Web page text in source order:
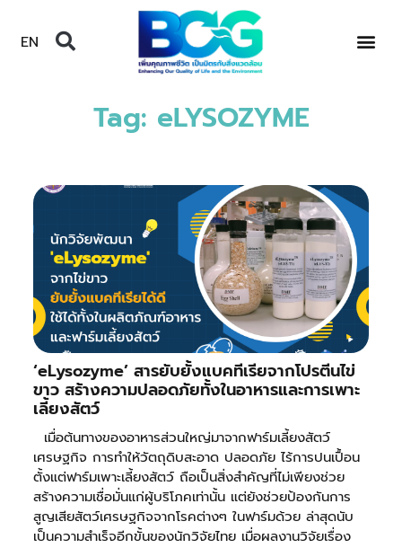
EN
Tag: eLYSOZYME
‘eLysozyme’ สารยับยั้งแบคทีเรียจากโปรตีนไข่
ขาว สร้างความปลอดภัยทั้งในอาหารและการเพาะ
เลี้ยงสัตว์
เมื่อต้นทางของอาหารส่วนใหญ่มาจากฟาร์มเลี้ยงสัตว์
เศรษฐกิจ การทำให้วัตถุดิบสะอาด ปลอดภัย ไร้การปนเปื้อน
ตั้งแต่ฟาร์มเพาะเลี้ยงสัตว์ ถือเป็นสิ่งสำคัญที่ไม่เพียงช่วย
สร้างความเชื่อมั่นแก่ผู้บริโภคเท่านั้น แต่ยังช่วยป้องกันการ
สูญเสียสัตว์เศรษฐกิจจากโรคต่างๆ ในฟาร์มด้วย ล่าสุดนับ
เป็นความสำเร็จอีกขั้นของนักวิจัยไทย เมื่อผลงานวิจัยเรื่อง